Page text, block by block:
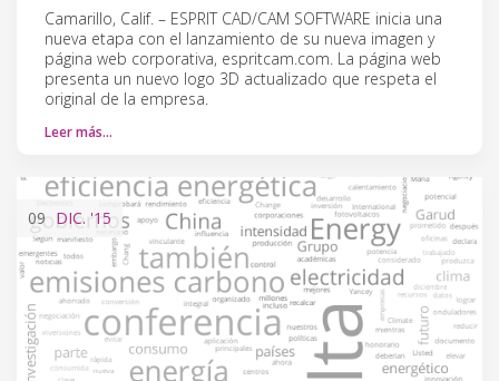
Camarillo, Calif. – ESPRIT CAD/CAM SOFTWARE inicia una
nueva etapa con el lanzamiento de su nueva imagen y
página web corporativa, espritcam.com. La página web
presenta un nuevo logo 3D actualizado que respeta el
original de la empresa.
Leer más…
09 DIC. '15